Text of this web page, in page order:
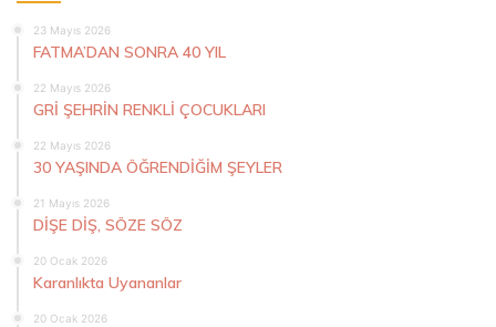
23 Mayıs 2026
FATMA’DAN SONRA 40 YIL
22 Mayıs 2026
GRİ ŞEHRİN RENKLİ ÇOCUKLARI
22 Mayıs 2026
30 YAŞINDA ÖĞRENDİĞİM ŞEYLER
21 Mayıs 2026
DİŞE DİŞ, SÖZE SÖZ
20 Ocak 2026
Karanlıkta Uyananlar
20 Ocak 2026